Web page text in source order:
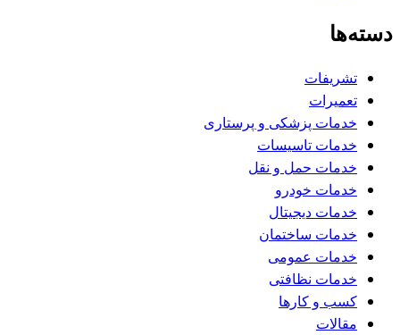
دسته‌ها
تشریفات
تعمیرات
خدمات پزشکی و پرستاری
خدمات تاسیسات
خدمات حمل و نقل
خدمات خودرو
خدمات دیجیتال
خدمات ساختمان
خدمات عمومی
خدمات نظافتی
کسب و کارها
مقالات